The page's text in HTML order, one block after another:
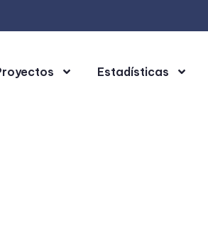
Estadísticas